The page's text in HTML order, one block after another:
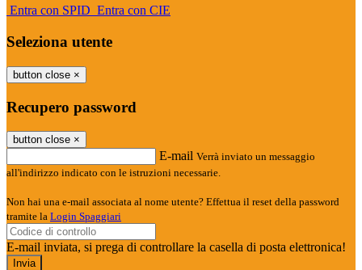
Entra con SPID Entra con CIE
Seleziona utente
button close ×
Recupero password
button close ×
E-mail Verrà inviato un messaggio
all'indirizzo indicato con le istruzioni necessarie.
Non hai una e-mail associata al nome utente? Effettua il reset della password
tramite la Login Spaggiari
E-mail inviata, si prega di controllare la casella di posta elettronica!